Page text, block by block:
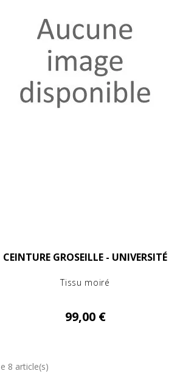
CEINTURE GROSEILLE - UNIVERSITÉ
Tissu moiré
99,00 €
8 article(s)